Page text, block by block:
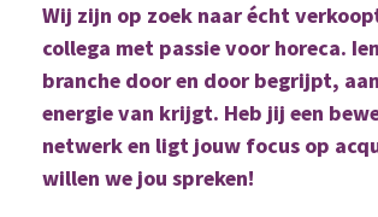
Wij zijn op zoek naar écht
collega met passie voor horeca.
branche door en door begrijpt,
energie van krijgt. Heb jij een
netwerk en ligt jouw focus op
willen we jou spreken!